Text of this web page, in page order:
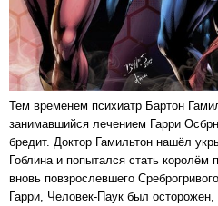
Тем временем психиатр Бартон
занимавшийся лечением Гарри
бредит. Доктор Гамильтон нашёл
Гоблина и попытался стать королём
вновь повзрослевшего
Гарри, Человек-Паук был